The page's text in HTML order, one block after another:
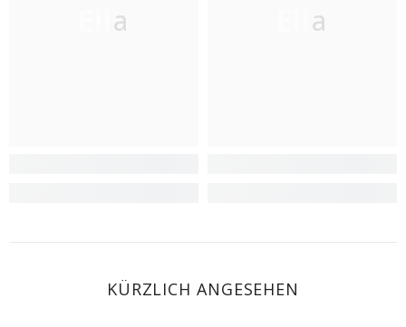
Ella Ella
KÜRZLICH ANGESEHEN